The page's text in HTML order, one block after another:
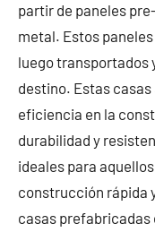
partir de paneles
metal. Estos
luego transportados
destino. Estas
eficiencia en la
durabilidad y
ideales para
construcción rápida
casas prefabricadas